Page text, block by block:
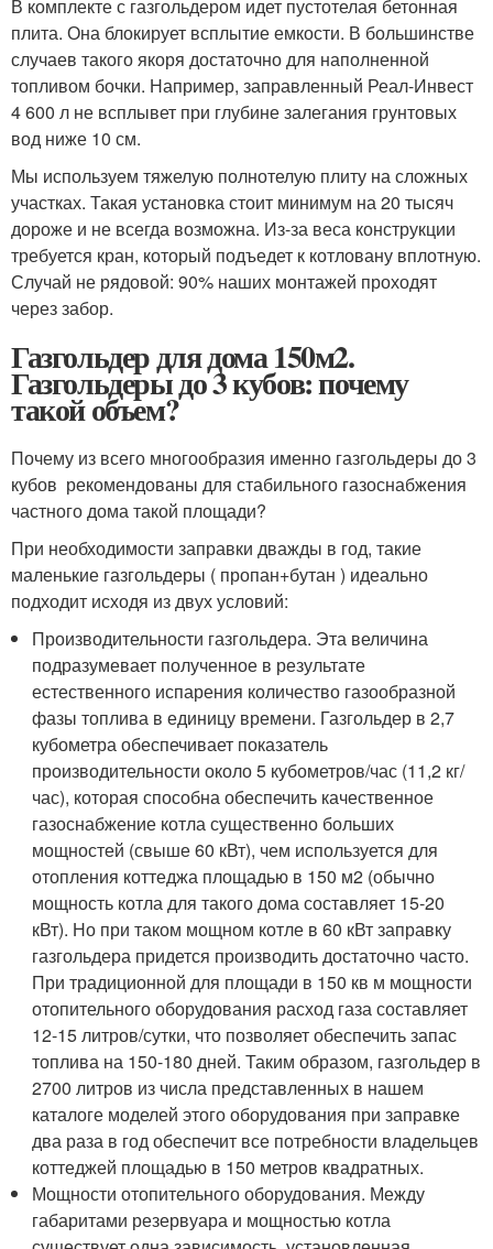
В комплекте с газгольдером идет пустотелая бетонная
плита. Она блокирует всплытие емкости. В большинстве
случаев такого якоря достаточно для наполненной
топливом бочки. Например, заправленный Реал-Инвест
4 600 л не всплывет при глубине залегания грунтовых
вод ниже 10 см.
Мы используем тяжелую полнотелую плиту на сложных
участках. Такая установка стоит минимум на 20 тысяч
дороже и не всегда возможна. Из-за веса конструкции
требуется кран, который подъедет к котловану вплотную.
Случай не рядовой: 90% наших монтажей проходят
через забор.
Газгольдер для дома 150м2.
Газгольдеры до 3 кубов: почему
такой объем?
Почему из всего многообразия именно газгольдеры до 3
кубов рекомендованы для стабильного газоснабжения
частного дома такой площади?
При необходимости заправки дважды в год, такие
маленькие газгольдеры ( пропан+бутан ) идеально
подходит исходя из двух условий:
Производительности газгольдера. Эта величина
подразумевает полученное в результате
естественного испарения количество газообразной
фазы топлива в единицу времени. Газгольдер в 2,7
кубометра обеспечивает показатель
производительности около 5 кубометров/час (11,2 кг/
час), которая способна обеспечить качественное
газоснабжение котла существенно больших
мощностей (свыше 60 кВт), чем используется для
отопления коттеджа площадью в 150 м2 (обычно
мощность котла для такого дома составляет 15-20
кВт). Но при таком мощном котле в 60 кВт заправку
газгольдера придется производить достаточно часто.
При традиционной для площади в 150 кв м мощности
отопительного оборудования расход газа составляет
12-15 литров/сутки, что позволяет обеспечить запас
топлива на 150-180 дней. Таким образом, газгольдер в
2700 литров из числа представленных в нашем
каталоге моделей этого оборудования при заправке
два раза в год обеспечит все потребности владельцев
коттеджей площадью в 150 метров квадратных.
Мощности отопительного оборудования. Между
габаритами резервуара и мощностью котла